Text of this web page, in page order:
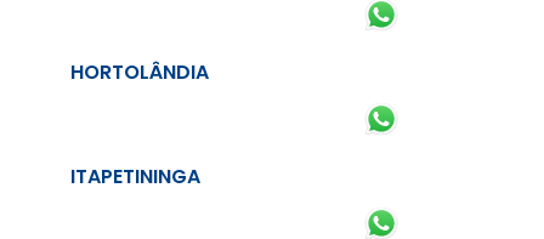
HORTOLÂNDIA
ITAPETININGA